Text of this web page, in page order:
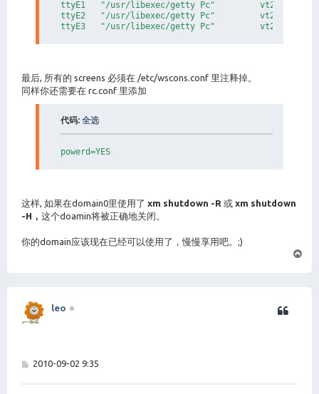
# e.g. 0x301 for /dev/hda1, 0x302 for /dev/hda2,
disk = [ 'phy:/dev/wd0e,0x1,w' ]
# Set the kernel command line for the new domain.
# extra parameters passed to the kernel
# this is where you can set boot flags like -s, -
ttyE1   "/usr/libexec/getty Pc"         vt220   off
ttyE2   "/usr/libexec/getty Pc"         vt220   off
最后, 所有的 screens 必须在 /etc/wscons.conf 里注释掉。
同样你还需要在 rc.conf 里添加
代码: 全选
powerd=YES
这样, 如果在domain0里使用了 xm shutdown -R 或 xm shutdown
-H， 这个doamin将被正确地关闭。
你的domain应该现在已经可以使用了，慢慢享用吧。;)
leo
帖
2010-09-02 9:35